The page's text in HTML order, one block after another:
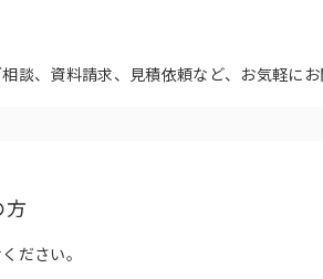
談、資料請求、見積依頼など、お気軽にお
方
ださい。